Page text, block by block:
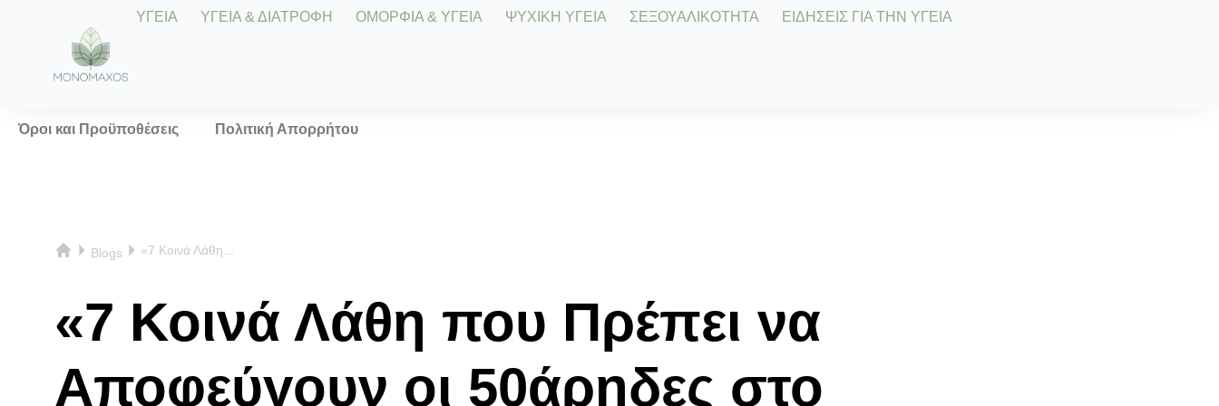
ΥΓΕΙΑ ΥΓΕΙΑ & ΔΙΑΤΡΟΦΗ ΟΜΟΡΦΙΑ & ΥΓΕΙΑ ΨΥΧΙΚΗ ΥΓΕΙΑ ΣΕΞΟΥΑΛΙΚΟΤΗΤΑ ΕΙΔΗΣΕΙΣ ΓΙΑ ΤΗΝ ΥΓΕΙΑ
Όροι και Προϋποθέσεις Πολιτική Απορρήτου
Blogs «7 Κοινά Λάθη...
«7 Κοινά Λάθη που Πρέπει να
Αποφεύγουν οι 50άρηδες στο